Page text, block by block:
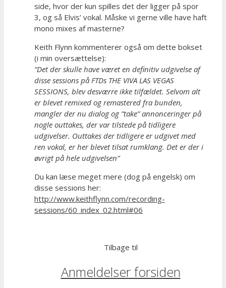
side, hvor der kun spilles det der ligger på spor
3, og så Elvis’ vokal. Måske vi gerne ville have haft
mono mixes af masterne?
Keith Flynn kommenterer også om dette bokset
(i min oversættelse):
”Det der skulle have været en definitiv udgivelse af
disse sessions på FTDs THE VIVA LAS VEGAS
SESSIONS, blev desværre ikke tilfældet. Selvom alt
er blevet remixed og remastered fra bunden,
mangler der nu dialog og ”take” annonceringer på
nogle outtakes, der var tilstede på tidligere
udgivelser. Outtakes der tidligere er udgivet med
ren vokal, er her blevet tilsat rumklang. Det er der i
øvrigt på hele udgivelsen”
Du kan læse meget mere (dog på engelsk) om
disse sessions her:
http://www.keithflynn.com/recording-
sessions/60_index_02.html#06
Tilbage til
Anmeldelser forsiden